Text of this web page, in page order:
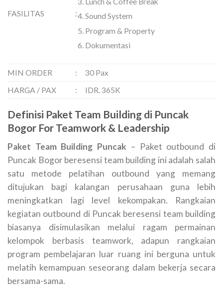
FASILITAS :
Sound System
Program & Property
Dokumentasi
MIN ORDER :
30 Pax
HARGA / PAX
: IDR. 365K
Definisi Paket Team Building di Puncak
Bogor For Teamwork & Leadership
Paket Team Building Puncak – Paket outbound di
Puncak Bogor beresensi team building ini adalah salah
satu metode pelatihan outbound yang memang
ditujukan bagi kalangan perusahaan guna lebih
meningkatkan lagi level kekompakan. Rangkaian
kegiatan outbound di Puncak beresensi team building
biasanya disimulasikan melalui ragam permainan
kelompok berbasis teamwork, adapun rangkaian
program pembelajaran luar ruang ini berguna untuk
melatih kemampuan seseorang dalam bekerja secara
bersama-sama.